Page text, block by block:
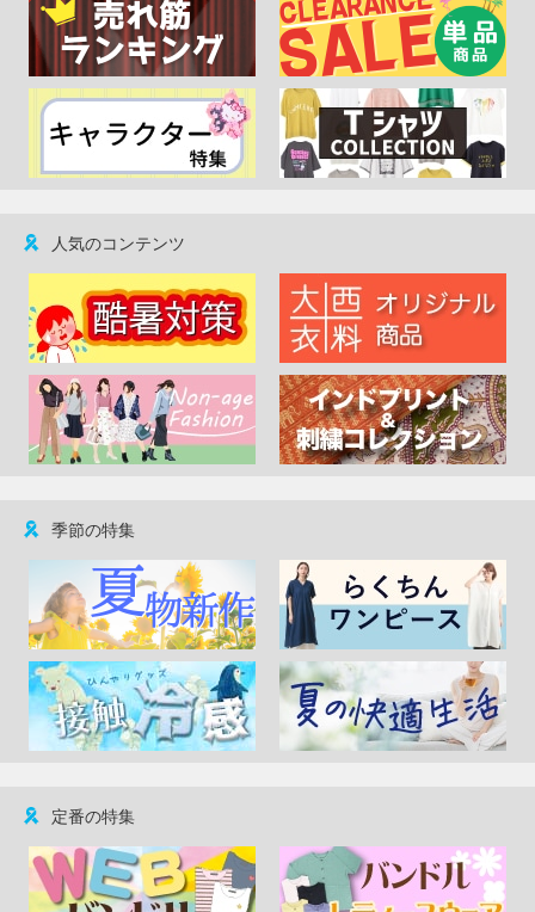
人気のコンテンツ
季節の特集
定番の特集